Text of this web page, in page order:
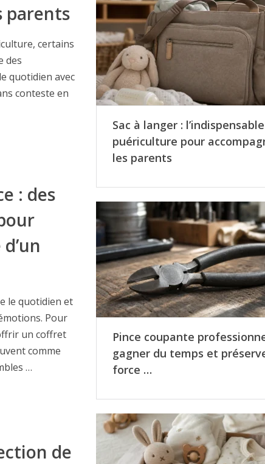
parents
certains
des
quotidien avec
conteste en
: des
le quotidien et
Pour
un coffret
comme
…
de
Sac à langer :
puériculture pour
les parents
Pince coupante
gagner du temps et
force …